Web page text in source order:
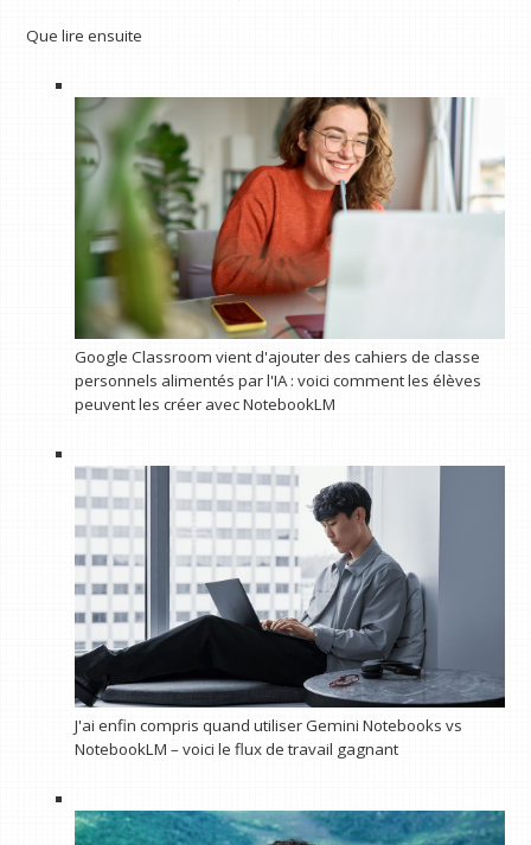
Que lire ensuite
Google Classroom vient d'ajouter des cahiers de classe
personnels alimentés par l'IA : voici comment les élèves
peuvent les créer avec NotebookLM
J'ai enfin compris quand utiliser Gemini Notebooks vs
NotebookLM – voici le flux de travail gagnant